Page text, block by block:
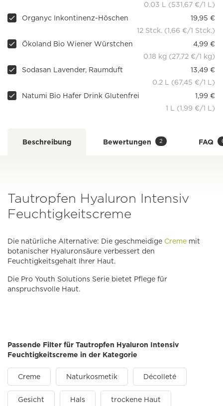
0.03 L (531,67 €/1 L)
Organyc Inkontinenz-Höschen
19,95 €
12 Stck. (1,66 €/1 Stck.)
Ökoland Bio Wiener Würstchen
4,99 €
0.18 kg (27,72 €/1 kg)
Sodasan Lavender, Raumduft
13,49 €
0.2 L (67,45 €/1 L)
Natumi Bio Hafer Drink Glutenfrei
1,99 €
1 L (1,99 €/1 L)
Beschreibung Bewertungen 2 FAQ
Tautropfen Hyaluron Intensiv
Feuchtigkeitscreme
Die natürliche Alternative: Die geschmeidige Creme mit
botanischer Hyaluronsäure verbessert den
Feuchtigkeitsgehalt Ihrer Haut.
Die Pro Youth Solutions Serie bietet Pflege für
anspruchsvolle Haut.
Passende Filter für Tautropfen Hyaluron Intensiv
Feuchtigkeitscreme in der Kategorie
Creme Naturkosmetik Décolleté
Gesicht Hals trockene Haut